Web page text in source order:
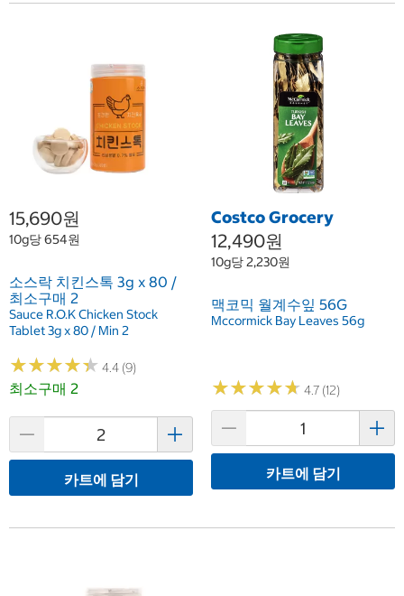
15,690원
10g당 654원
소스락 치킨스톡 3g x 80 /
최소구매 2
Sauce R.O.K Chicken Stock
Tablet 3g x 80 / Min 2
★★★★★
★★★★★ 4.4 (9)
최소구매 2
카트에 담기
Costco Grocery
12,490원
10g당 2,230원
맥코믹 월계수잎 56G
Mccormick Bay Leaves 56g
★★★★★
★★★★★ 4.7 (12)
카트에 담기